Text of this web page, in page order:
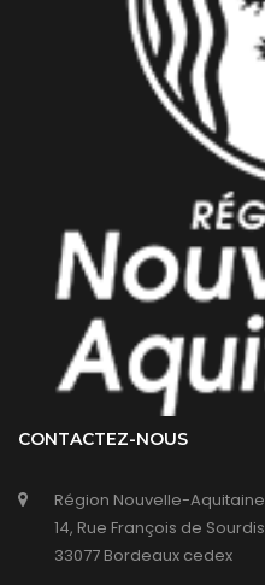
CONTACTEZ-NOUS
Région Nouvelle-Aquitaine
14, Rue François de Sourdis
33077 Bordeaux cedex